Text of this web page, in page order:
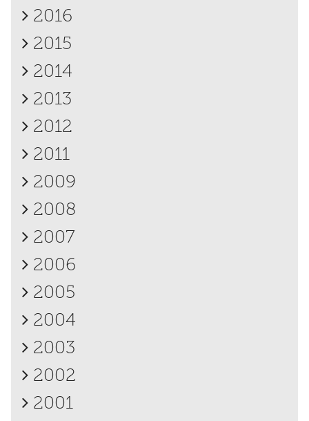
2016
2015
2014
2013
2012
2011
2009
2008
2007
2006
2005
2004
2003
2002
2001